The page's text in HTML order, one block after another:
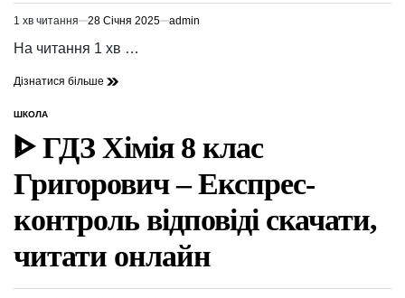
Орієнтовний
час
1 хв читання 28 Січня 2025 admin
На читання 1 хв …
Дізнатися більше
ОПУБЛІКУВАТИ
У
ШКОЛА
ᐈ ГДЗ Хімія 8 клас
Григорович – Експрес-
контроль відповіді скачати,
читати онлайн